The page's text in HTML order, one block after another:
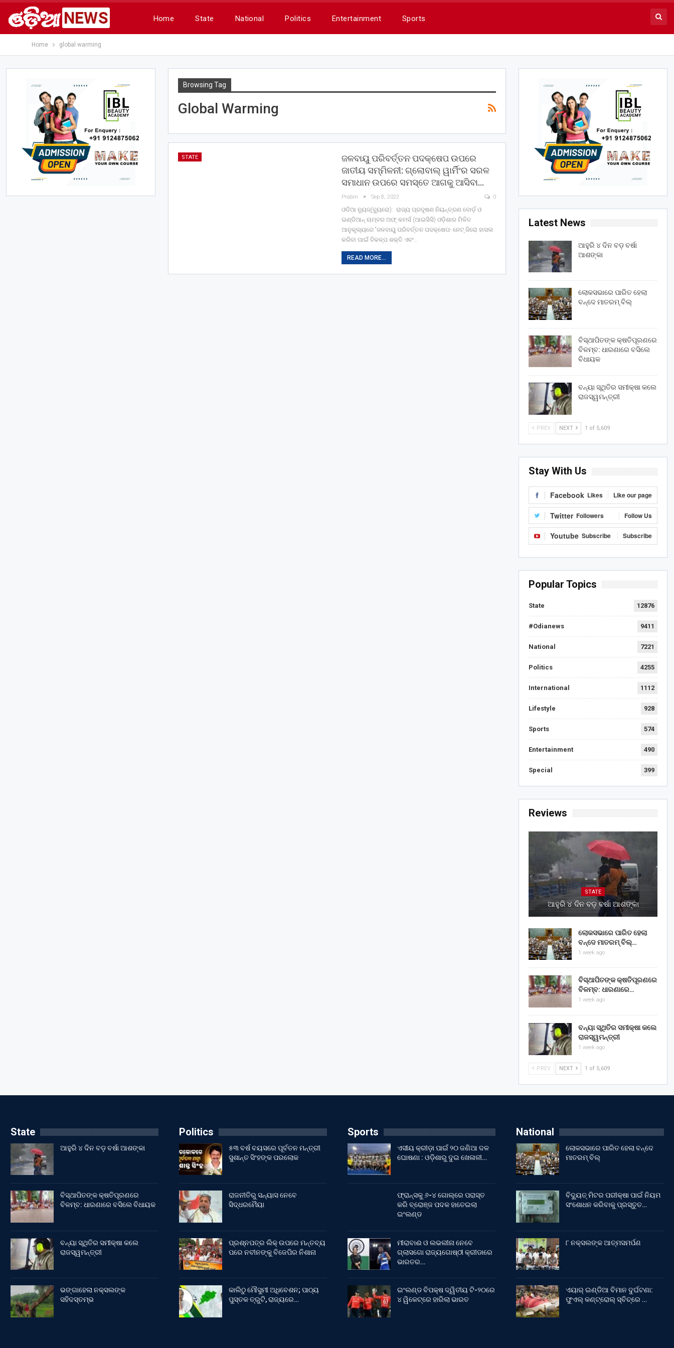
Home State National Politics Entertainment Sports
Home global warming
Browsing Tag
Global Warming
STATE
ଜଳବାୟୁ ପରିବର୍ତ୍ତନ ପଦକ୍ଷେପ ଉପରେ
ଜାତୀୟ ସମ୍ମିଳନୀ: ଗ୍ଲୋବାଲ୍ ୱାର୍ମିଂର ସରଳ
ସମାଧାନ ଉପରେ ସମସ୍ତେ ଆଗକୁ ଆସିବା…
Prabin Sep 8, 2022 0
ଓଡିଆ ନ୍ୟୁଜ୍(ବ୍ୟୁରୋ): ରାଜ୍ୟ ପ୍ରଦୂଷଣ ନିୟନ୍ତ୍ରଣ ବୋର୍ଡ଼ ଓ
ଇଣ୍ଡିଆନ୍ ଚାମ୍ବର ଅଫ୍ କମର୍ସ (ଆଇସିସି) ଓଡ଼ିଶାର ମିଳିତ
ଆନୁକୂଲ୍ୟରେ “ଜଳବାୟୁ ପରିବର୍ତ୍ତନ ପଦକ୍ଷେପ- ନେଟ୍ ଜିରୋ ହାସଲ
କରିବା ପାଇଁ ବିକଳ୍ପ ଶକ୍ତି ଏବଂ…
READ MORE...
Latest News
ଆହୁରି ୪ ଦିନ ବଡ଼ ବର୍ଷା
ଆଶଙ୍କା
ଲୋକସଭାରେ ପାରିତ ହେଲା
ବନ୍ଦେ ମାତରମ୍‌ ବିଲ୍‌
ବିସ୍ଥାପିତଙ୍କ କ୍ଷତିପୂରଣରେ
ବିଳମ୍ବ: ଧାରଣାରେ ବସିଲେ
ବିଧାୟକ
ବନ୍ୟା ସ୍ଥିତିର ସମୀକ୍ଷା କଲେ
ରାଜସ୍ୱମନ୍ତ୍ରୀ
PREV NEXT 1 of 5,609
Stay With Us
Facebook Likes Like our page
Twitter Followers Follow Us
Youtube Subscribe Subscribe
Popular Topics
State 12876
#Odianews 9411
National 7221
Politics 4255
International 1112
Lifestyle 928
Sports 574
Entertainment 490
Special 399
Reviews
STATE
ଆହୁରି ୪ ଦିନ ବଡ଼ ବର୍ଷା ଆଶଙ୍କା
ଲୋକସଭାରେ ପାରିତ ହେଲା
ବନ୍ଦେ ମାତରମ୍‌ ବିଲ୍‌…
1 week ago
ବିସ୍ଥାପିତଙ୍କ କ୍ଷତିପୂରଣରେ
ବିଳମ୍ବ: ଧାରଣାରେ…
1 week ago
ବନ୍ୟା ସ୍ଥିତିର ସମୀକ୍ଷା କଲେ
ରାଜସ୍ୱମନ୍ତ୍ରୀ
1 week ago
PREV NEXT 1 of 5,609
State
ଆହୁରି ୪ ଦିନ ବଡ଼ ବର୍ଷା ଆଶଙ୍କା
ବିସ୍ଥାପିତଙ୍କ କ୍ଷତିପୂରଣରେ
ବିଳମ୍ବ: ଧାରଣାରେ ବସିଲେ ବିଧାୟକ
ବନ୍ୟା ସ୍ଥିତିର ସମୀକ୍ଷା କଲେ
ରାଜସ୍ୱମନ୍ତ୍ରୀ
ଭଙ୍ଗାହେଲା ନକ୍ସଲଙ୍କ
ସହିଦସ୍ତମ୍ଭ
Politics
୫୩ ବର୍ଷ ବୟସରେ ପୂର୍ବତନ ମନ୍ତ୍ରୀ
ସୁଶାନ୍ତ ସିଂହଙ୍କ ପରଲୋକ
ରାଜନୀତିରୁ ସନ୍ୟାସ ନେବେ
ସିଦ୍ଧରମୈୟା
ପ୍ରଶ୍ନପତ୍ର ଲିକ୍ ଉପରେ ମନ୍ତବ୍ୟ
ପରେ ନବୀନଙ୍କୁ ବିଜେପିର ନିଶାନା
କାଲିଠୁ ମୌସୁମୀ ଅଧିବେଶନ; ପାଠ୍ୟ
ପୁସ୍ତକ ତ୍ରୁଟି, ରାଜ୍ୟରେ…
Sports
ଏସୀୟ କ୍ରୀଡ଼ା ପାଇଁ ୨୦ ଜଣିଆ ଦଳ
ଘୋଷଣା : ଓଡ଼ିଶାରୁ ଦୁଇ ଖେଳାଳୀ…
ଫ୍ରାନ୍ସକୁ ୬-୪ ଗୋଲ୍‌ରେ ପରାସ୍ତ
କରି ବ୍ରୋଞ୍ଜ ପଦକ ହାତେଇଲା
ଇଂଲଣ୍ଡ
ମୀରାବାଈ ଓ ଲଭଲୀନା ନେବେ
ଗ୍ଲାସଗୋ ରାଜ୍ୟଗୋଷ୍ଠୀ କ୍ରୀଡାରେ
ଭାରତର…
ଇଂଲଣ୍ଡ ବିପକ୍ଷ ଦ୍ୱିତୀୟ ଟି-୨୦ରେ
୪ ୱିକେଟ୍‌ରେ ହାରିଲା ଭାରତ
National
ଲୋକସଭାରେ ପାରିତ ହେଲା ବନ୍ଦେ
ମାତରମ୍‌ ବିଲ୍‌
ବିଦ୍ୟୁତ୍ ମିଟର ପରୀକ୍ଷା ପାଇଁ ନିୟମ
ସଂଶୋଧନ କରିବାକୁ ପ୍ରସ୍ତୁତ…
୮ ନକ୍ସଲଙ୍କ ଆତ୍ମସମର୍ପଣ
ଏୟାର୍ ଇଣ୍ଡିଆ ବିମାନ ଦୁର୍ଘଟଣା:
ଫୁଏଲ୍‌ କଣ୍ଟ୍ରୋଲ୍‌ ସ୍ବିଚ୍‌ରେ …